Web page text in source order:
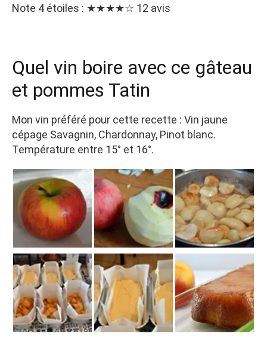
Note 4 étoiles : ★★★★☆ 12 avis
Quel vin boire avec ce gâteau
et pommes Tatin
Mon vin préféré pour cette recette : Vin jaune
cépage Savagnin, Chardonnay, Pinot blanc.
Température entre 15° et 16°.